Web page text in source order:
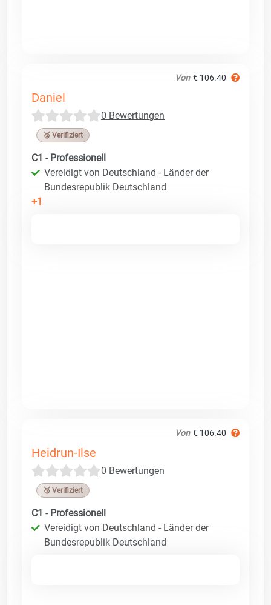
Von € 106.40
Daniel
0 Bewertungen
🥉 Verifiziert
C1 - Professionell
Vereidigt von Deutschland - Länder der
Bundesrepublik Deutschland
+1
Von € 106.40
Heidrun-Ilse
0 Bewertungen
🥉 Verifiziert
C1 - Professionell
Vereidigt von Deutschland - Länder der
Bundesrepublik Deutschland